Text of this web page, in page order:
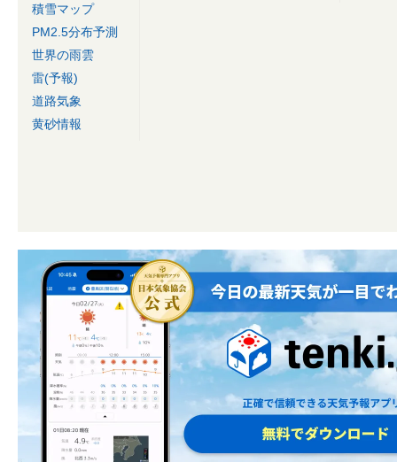
積雪マップ
PM2.5分布予測
世界の雨雲
雷(予報)
道路気象
黄砂情報